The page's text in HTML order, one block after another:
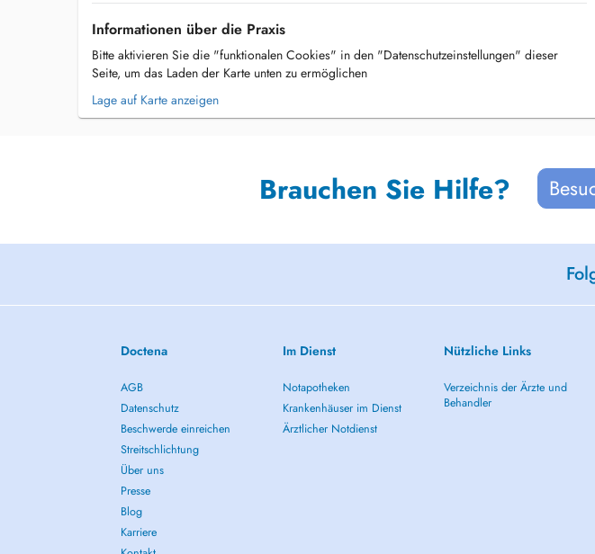
Informationen über die Praxis
Bitte aktivieren Sie die "funktionalen Cookies" in den "Datenschutzeinstellungen" dieser
Seite, um das Laden der Karte unten zu ermöglichen
Lage auf Karte anzeigen
Brauchen Sie Hilfe?
Doctena
AGB
Datenschutz
Beschwerde einreichen
Streitschlichtung
Über uns
Presse
Blog
Karriere
Im Dienst
Notapotheken
Krankenhäuser im Dienst
Ärztlicher Notdienst
Nützliche Links
Verzeichnis der Ärzte und
Behandler